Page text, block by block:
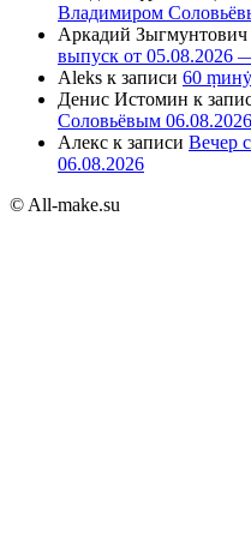
Владимиром
Аркадий Зыгмунтович
выпуск от 05.08.2026
Aleks к записи 60
Денис Истомин к
Соловьёвым 06.08.2026
Алекс к записи Вечер
06.08.2026
© All-make.su